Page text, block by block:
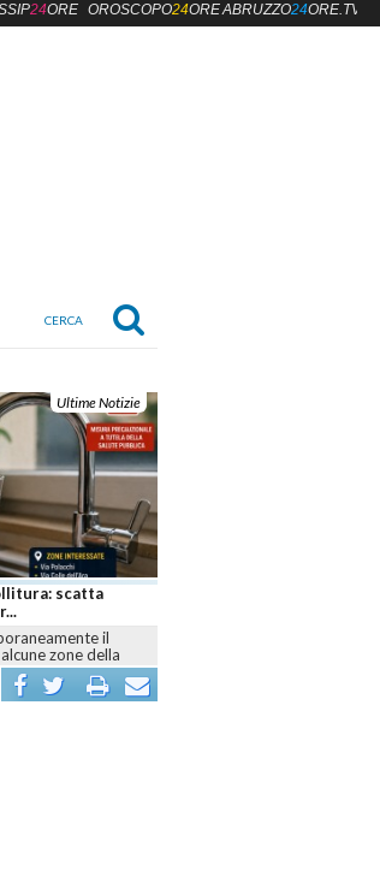
Ultime Notizie
di paura a Pescara: diversi minorenni in
dopo un abuso di alcol
-Intervento di ambulanze e polizia sul
nord dopo i malori accusati da numerosi
ragazzi...
commenta
24ORE OROSCOPO24OREABRUZZO24ORE.TV